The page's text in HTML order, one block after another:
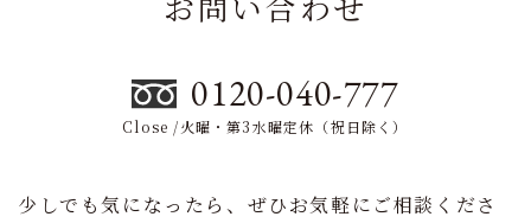
0120-040-777
Close /火曜・第3水曜定休（祝日除く）
少しでも気になったら、ぜひお気軽にご相談くださ